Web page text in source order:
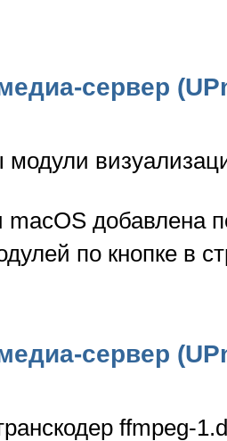
сервер
добавлена
по кнопке в
сервер
ffmpeg-